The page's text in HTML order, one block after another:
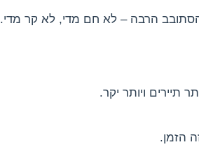
הרבה – לא חם מדי, לא קר מדי.
הזמן.